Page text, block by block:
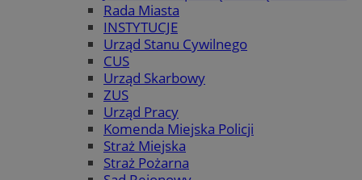
Rada Miasta
INSTYTUCJE
Urząd Stanu Cywilnego
CUS
Urząd Skarbowy
ZUS
Urząd Pracy
Komenda Miejska Policji
Straż Miejska
Straż Pożarna